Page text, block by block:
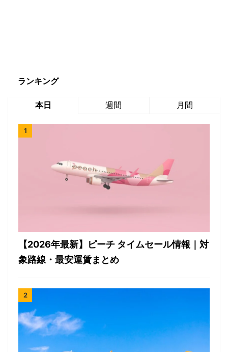
ランキング
本日 週間 月間
【2026年最新】ピーチ タイムセール情報｜対
象路線・最安運賃まとめ